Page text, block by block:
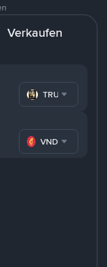
Verkaufen
VND
TRUMP